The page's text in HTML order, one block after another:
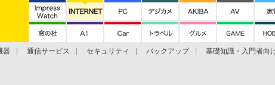
器 通信サービス セキュリティ バックアップ 基礎知識・入門者向